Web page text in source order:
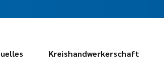
Kreishandwerkerschaft